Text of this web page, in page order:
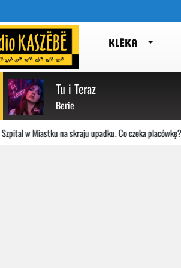
KLËKA
Tu i Teraz
Berie
Szpital w Miastku na skraju upadku. Co czeka placówkę?